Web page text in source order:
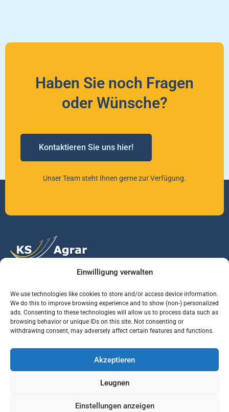
Einwilligung verwalten
We use technologies like cookies to store and/or access device information.
We do this to improve browsing experience and to show (non-) personalized
ads. Consenting to these technologies will allow us to process data such as
browsing behavior or unique IDs on this site. Not consenting or
withdrawing consent, may adversely affect certain features and functions.
Akzeptieren
Leugnen
Einstellungen anzeigen
Haben Sie noch Fragen
oder Wünsche?
Kontaktieren Sie uns hier!
Unser Team steht Ihnen gerne zur Verfügung.
Vertrauen Sie auf unsere Expertise im Agrarmarkt.
Services Jobs
Business Development
Manager (m/w/d)
Informationen